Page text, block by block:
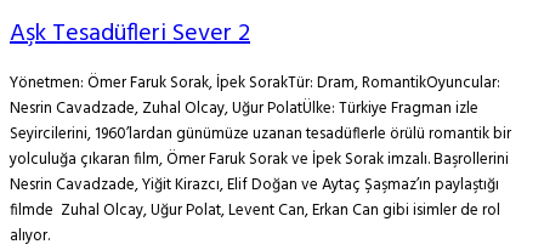
Aşk Tesadüfleri Sever 2
Yönetmen: Ömer Faruk Sorak, İpek SorakTür: Dram, RomantikOyuncular:
Nesrin Cavadzade, Zuhal Olcay, Uğur PolatÜlke: Türkiye Fragman izle
Seyircilerini, 1960’lardan günümüze uzanan tesadüflerle örülü romantik bir
yolculuğa çıkaran film, Ömer Faruk Sorak ve İpek Sorak imzalı. Başrollerini
Nesrin Cavadzade, Yiğit Kirazcı, Elif Doğan ve Aytaç Şaşmaz’ın paylaştığı
filmde Zuhal Olcay, Uğur Polat, Levent Can, Erkan Can gibi isimler de rol
alıyor.